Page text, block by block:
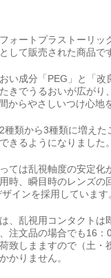
ォートプラストーリッ
して販売された商品で
い成分「PEG」と「改
きでうるおいが広がり
からやさしいつけ心地
種類から3種類に増えた
きるようになりました。
ては乱視軸度の安定化
時、瞬目時のレンズの
インを採用しています
、乱視用コンタクトは
注文品の場合でも16：
致しまますので（土・
かりません。